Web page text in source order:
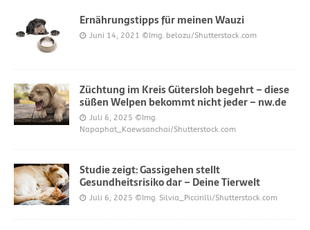
Ernährungstipps für meinen Wauzi
Juni 14, 2021 ©Img. belozu/Shutterstock.com
Züchtung im Kreis Gütersloh begehrt – diese
süßen Welpen bekommt nicht jeder – nw.de
Juli 6, 2025 ©Img.
Napaphat_Kaewsanchai/Shutterstock.com
Studie zeigt: Gassigehen stellt
Gesundheitsrisiko dar – Deine Tierwelt
Juli 6, 2025 ©Img. Silvia_Piccirilli/Shutterstock.com